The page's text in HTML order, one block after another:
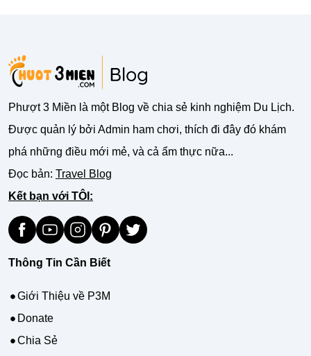
Phượt 3 Miền là một Blog về chia sẻ kinh nghiệm Du Lịch.
Được quản lý bởi Admin ham chơi, thích đi đây đó khám
phá những điều mới mẻ, và cả ẩm thực nữa...
Đọc bản: Travel Blog
Kết bạn với TÔI:
Thông Tin Cần Biết
Giới Thiệu về P3M
Donate
Chia Sẻ